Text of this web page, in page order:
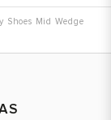
Shoes Mid Wedge